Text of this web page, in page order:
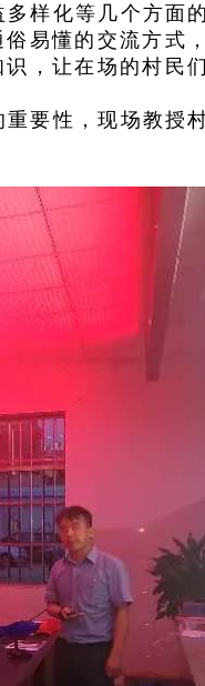
样化等几个方面
易懂的交流方式
，让在场的村民
要性，现场教授